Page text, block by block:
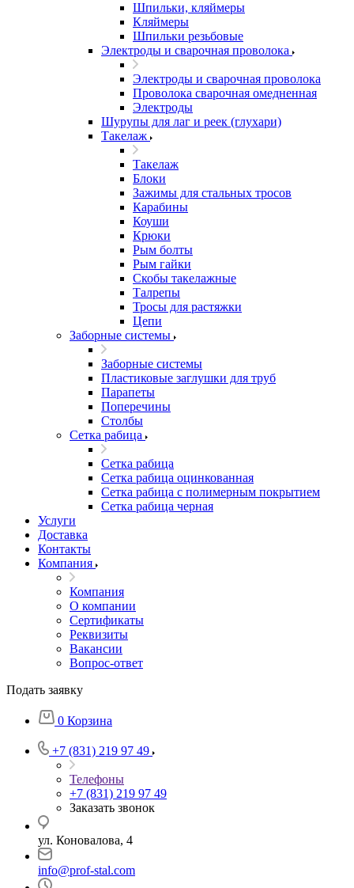
Шпильки, кляймеры
Кляймеры
Шпильки резьбовые
Электроды и сварочная проволока
Электроды и сварочная проволока
Проволока сварочная омедненная
Электроды
Шурупы для лаг и реек (глухари)
Такелаж
Такелаж
Блоки
Зажимы для стальных тросов
Карабины
Коуши
Крюки
Рым болты
Рым гайки
Скобы такелажные
Талрепы
Тросы для растяжки
Цепи
Заборные системы
Заборные системы
Пластиковые заглушки для труб
Парапеты
Поперечины
Столбы
Сетка рабица
Сетка рабица
Сетка рабица оцинкованная
Сетка рабица с полимерным покрытием
Сетка рабица черная
Услуги
Доставка
Контакты
Компания
Компания
О компании
Сертификаты
Реквизиты
Вакансии
Вопрос-ответ
Подать заявку
0 Корзина
+7 (831) 219 97 49
Телефоны
+7 (831) 219 97 49
Заказать звонок
ул. Коновалова, 4
info@prof-stal.com